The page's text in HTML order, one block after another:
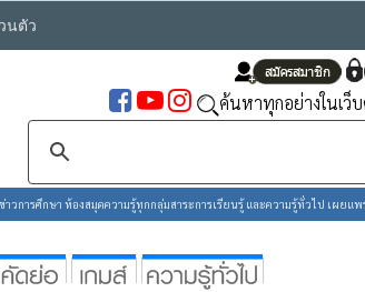
นตัว
ค้นหาทุกอย่างในเว็
วการศึกษา ห้องสมุดความรู้ทุกกลุ่มสาระการเรียนรู้ และความรู้ทั่วไป เผยแ